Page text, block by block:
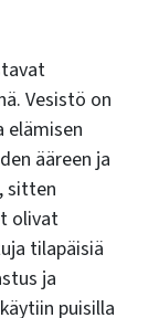
Vesistö on
elämisen
ääreen ja
sitten
olivat
tilapäisiä
ja
puisilla